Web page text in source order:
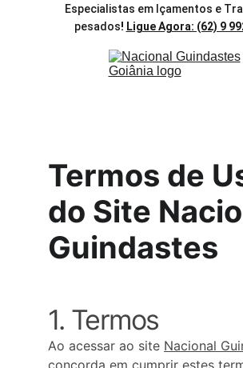
Especialistas em Içamentos e
pesados! Ligue Agora: (62) 9
Termos de
do Site
Guindastes
1. Termos
Ao acessar ao site Nacional
concorda em cumprir estes